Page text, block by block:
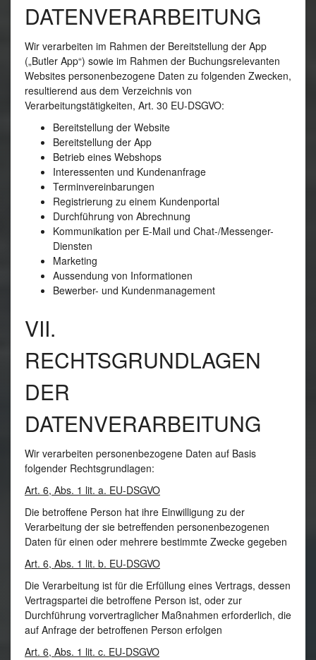
DATENVERARBEITUNG
Wir verarbeiten im Rahmen der Bereitstellung der App
(„Butler App“) sowie im Rahmen der Buchungsrelevanten
Websites personenbezogene Daten zu folgenden Zwecken,
resultierend aus dem Verzeichnis von
Verarbeitungstätigkeiten, Art. 30 EU-DSGVO:
Bereitstellung der Website
Bereitstellung der App
Betrieb eines Webshops
Interessenten und Kundenanfrage
Terminvereinbarungen
Registrierung zu einem Kundenportal
Durchführung von Abrechnung
Kommunikation per E-Mail und Chat-/Messenger-
Diensten
Marketing
Aussendung von Informationen
Bewerber- und Kundenmanagement
VII.
RECHTSGRUNDLAGEN
DER
DATENVERARBEITUNG
Wir verarbeiten personenbezogene Daten auf Basis
folgender Rechtsgrundlagen:
Art. 6, Abs. 1 lit. a. EU-DSGVO
Die betroffene Person hat ihre Einwilligung zu der
Verarbeitung der sie betreffenden personenbezogenen
Daten für einen oder mehrere bestimmte Zwecke gegeben
Art. 6, Abs. 1 lit. b. EU-DSGVO
Die Verarbeitung ist für die Erfüllung eines Vertrags, dessen
Vertragspartei die betroffene Person ist, oder zur
Durchführung vorvertraglicher Maßnahmen erforderlich, die
auf Anfrage der betroffenen Person erfolgen
Art. 6, Abs. 1 lit. c. EU-DSGVO